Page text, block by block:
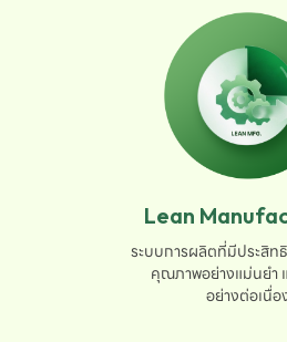
Lean
ระบบการผลิตที่มีประสิ
คุณภาพอย่างแม่นยำ
อย่างต่อเนื่อ